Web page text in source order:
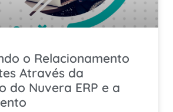
o Relacionamento
Através da
do Nuvera ERP e a